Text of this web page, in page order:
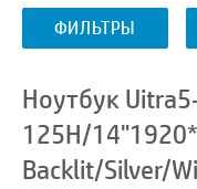
ФИЛЬТРЫ
Ноутбук
125H/
Backlit/Silver/